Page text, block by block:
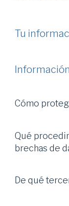
Tu
Cómo
Qué
brechas de
De qué